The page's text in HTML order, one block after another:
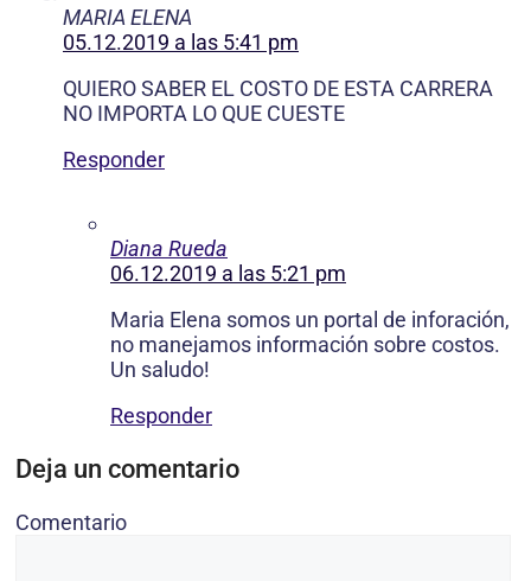
MARIA ELENA
05.12.2019 a las 5:41 pm
QUIERO SABER EL COSTO DE ESTA CARRERA
NO IMPORTA LO QUE CUESTE
Responder
Diana Rueda
06.12.2019 a las 5:21 pm
Maria Elena somos un portal de inforación,
no manejamos información sobre costos.
Un saludo!
Responder
Deja un comentario
Comentario